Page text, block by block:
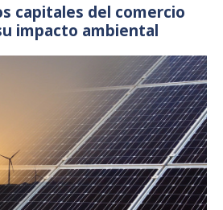
capitales del comercio
impacto ambiental